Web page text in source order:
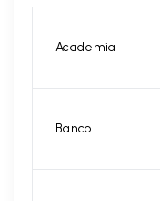
Academia
Banco